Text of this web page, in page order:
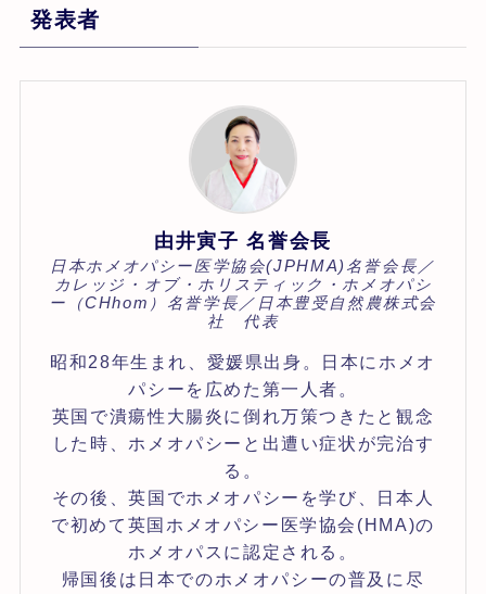
発表者
由井寅子 名誉会長
日本ホメオパシー医学協会(JPHMA)名誉会長／
カレッジ・オブ・ホリスティック・ホメオパシ
ー（CHhom）名誉学長／日本豊受自然農株式会
社 代表
昭和28年生まれ、愛媛県出身。日本にホメオ
パシーを広めた第一人者。
英国で潰瘍性大腸炎に倒れ万策つきたと観念
した時、ホメオパシーと出遭い症状が完治す
る。
その後、英国でホメオパシーを学び、日本人
で初めて英国ホメオパシー医学協会(HMA)の
ホメオパスに認定される。
帰国後は日本でのホメオパシーの普及に尽